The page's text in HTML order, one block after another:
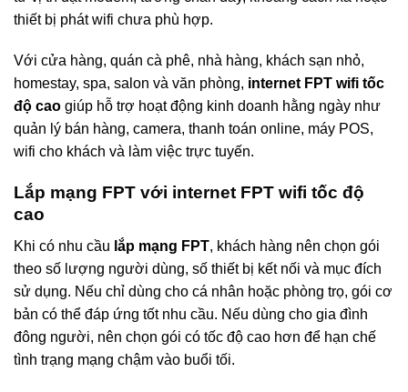
thiết bị phát wifi chưa phù hợp.
Với cửa hàng, quán cà phê, nhà hàng, khách sạn nhỏ,
homestay, spa, salon và văn phòng, internet FPT wifi tốc
độ cao giúp hỗ trợ hoạt động kinh doanh hằng ngày như
quản lý bán hàng, camera, thanh toán online, máy POS,
wifi cho khách và làm việc trực tuyến.
Lắp mạng FPT với internet FPT wifi tốc độ
cao
Khi có nhu cầu lắp mạng FPT, khách hàng nên chọn gói
theo số lượng người dùng, số thiết bị kết nối và mục đích
sử dụng. Nếu chỉ dùng cho cá nhân hoặc phòng trọ, gói cơ
bản có thể đáp ứng tốt nhu cầu. Nếu dùng cho gia đình
đông người, nên chọn gói có tốc độ cao hơn để hạn chế
tình trạng mạng chậm vào buổi tối.